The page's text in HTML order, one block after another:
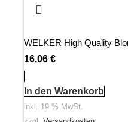
WELKER High Quality
16,06 €
In den Warenkorb
inkl. 19 % MwSt.